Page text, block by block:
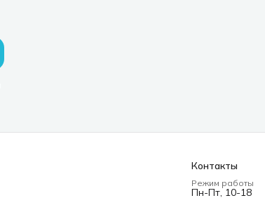
Контакты
Режим работы
Пн-Пт, 10-18